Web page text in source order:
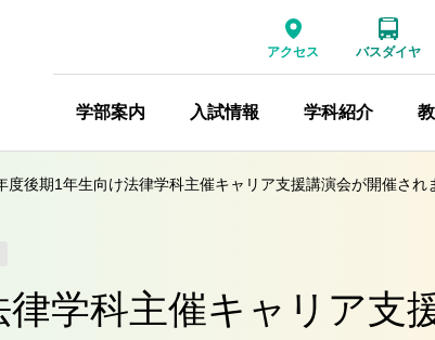
アクセス バスダイヤ
学部案内 入試情報 学科紹介
度後期1年生向け法律学科主催キャリア支援講演会が開催され
学科主催キャリア支